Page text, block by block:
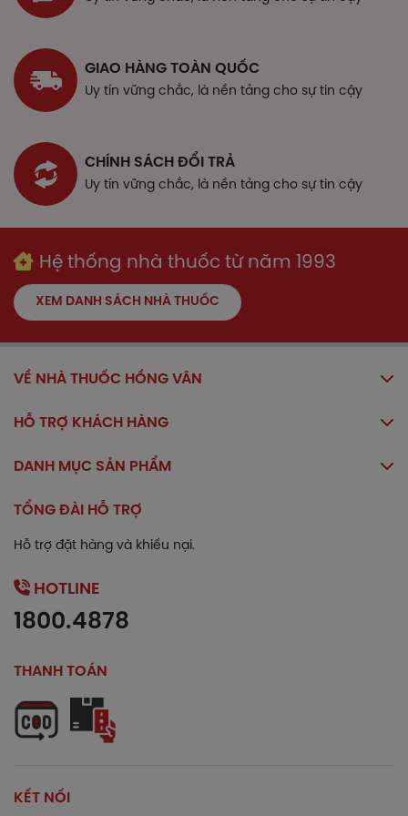
hợp sau:
Có tiền sử mẫn cảm với bất kỳ thành phần nào của
thuốc.
Thận trọng khi sử dụng
Ảnh hưởng của thuốc lên khả năng lái xe và
vận hành máy móc
Chưa có dữ liệu.
Sử dụng thuốc cho phụ nữ trong thời kỳ
mang thai và cho con bú
Tương tác thuốc có thể ảnh hưởng đến hoạt động
Bệnh nhân nên báo cho bác sĩ hoặc dược sĩ danh
sách những thuốc và các thực phẩm chức năng bạn
đang sử dụng. Không nên dùng hay tăng giảm liều
sĩ.
Để nơi mát, tránh ánh sáng, nhiệt độ dưới 30⁰C.
Để xa tầm tay trẻ em, đọc kỹ hướng dẫn sử dụng trước
Mọi thông tin trên đây chỉ mang tính chất tham khảo. Việc sử dụng
GIAO HÀNG TOÀN QUỐC
Uy tín vững chắc, là nền tảng cho sự tin cậy
CHÍNH SÁCH ĐỔI TRẢ
Uy tín vững chắc, là nền tảng cho sự tin cậy
Hệ thống nhà thuốc từ năm 1993
XEM DANH SÁCH NHÀ THUỐC
VỀ NHÀ THUỐC HỒNG VÂN
HỖ TRỢ KHÁCH HÀNG
DANH MỤC SẢN PHẨM
TỔNG ĐÀI HỖ TRỢ
Hỗ trợ đặt hàng và khiếu nại.
HOTLINE
1800.4878
THANH TOÁN
KẾT NỐI